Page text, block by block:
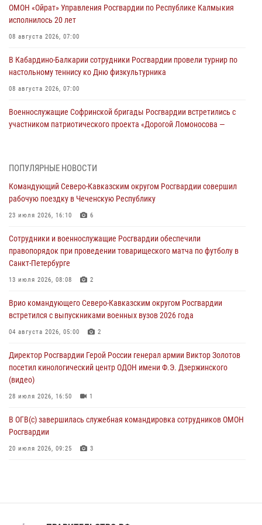
ОМОН «Ойрат» Управления Росгвардии по Республике Калмыкия
исполнилось 20 лет
08 августа 2026, 07:00
В Кабардино-Балкарии сотрудники Росгвардии провели турнир по
настольному теннису ко Дню физкультурника
08 августа 2026, 07:00
Военнослужащие Софринской бригады Росгвардии встретились с
участником патриотического проекта «Дорогой Ломоносова —
Кузбассе
08 августа 2026, 07:00
ограниченными возможностями здоровья (видео)
08 августа 2026, 06:32 1
Спецназ Росгвардии в Марий Эл почтил память товарища на
08 августа 2026, 06:15 9
День физкультурника в Уральском округе Росгвардии отметили
08 августа 2026, 06:03
ПОПУЛЯРНЫЕ НОВОСТИ
Командующий Северо-Кавказским округом Росгвардии совершил
рабочую поездку в Чеченскую Республику
23 июля 2026, 16:10 6
Сотрудники и военнослужащие Росгвардии обеспечили
правопорядок при проведении товарищеского матча по футболу в
Санкт-Петербурге
13 июля 2026, 08:08 2
Врио командующего Северо-Кавказским округом Росгвардии
встретился с выпускниками военных вузов 2026 года
04 августа 2026, 05:00 2
Директор Росгвардии Герой России генерал армии Виктор Золотов
посетил кинологический центр ОДОН имени Ф.Э. Дзержинского
(видео)
28 июля 2026, 16:50 1
В ОГВ(с) завершилась служебная командировка сотрудников ОМОН
Росгвардии
20 июля 2026, 09:25 3